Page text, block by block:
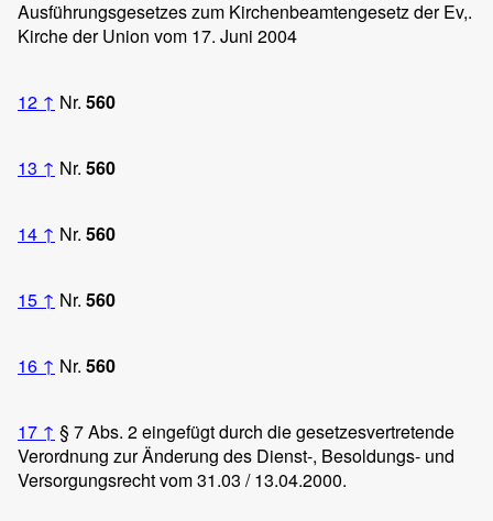
Ausführungsgesetzes zum Kirchenbeamtengesetz der Ev,.
Kirche der Union vom 17. Juni 2004
12 ↑ Nr. 560
13 ↑ Nr. 560
14 ↑ Nr. 560
15 ↑ Nr. 560
16 ↑ Nr. 560
17 ↑ § 7 Abs. 2 eingefügt durch die gesetzesvertretende
Verordnung zur Änderung des Dienst-, Besoldungs- und
Versorgungsrecht vom 31.03 / 13.04.2000.